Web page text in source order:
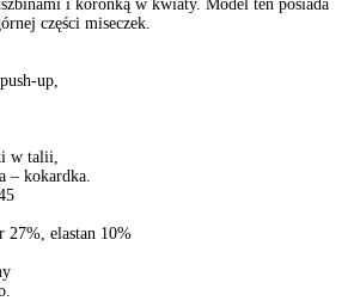
i koronką w kwiaty. Model ten posiada
części miseczek.
up,
w talii,
– kokardka.
27%, elastan 10%